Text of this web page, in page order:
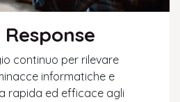
continuo per rilevare
informatiche e
rapida ed efficace agli